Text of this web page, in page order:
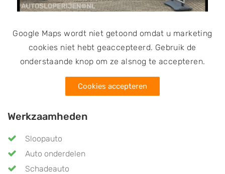
Google Maps wordt niet getoond omdat u marketing
cookies niet hebt geaccepteerd. Gebruik de
onderstaande knop om ze alsnog te accepteren.
Cookies accepteren
Werkzaamheden
Sloopauto
Auto onderdelen
Schadeauto